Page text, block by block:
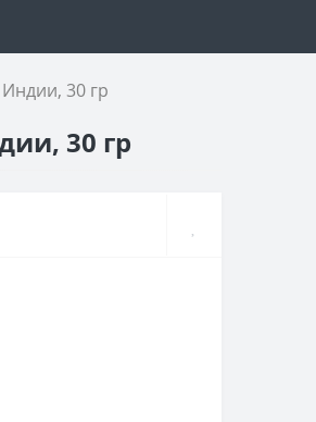
30 гр
30 гр